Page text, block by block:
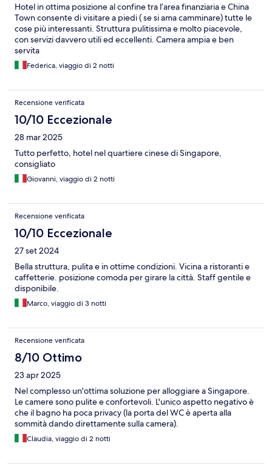
Hotel in ottima posizione al confine tra l’area finanziaria e China
Town consente di visitare a piedi ( se si ama camminare) tutte le
cose più interessanti. Struttura pulitissima e molto piacevole,
con servizi davvero utili ed eccellenti. Camera ampia e ben
servita
Federica, viaggio di 2 notti
Recensione verificata
10/10 Eccezionale
28 mar 2025
Tutto perfetto, hotel nel quartiere cinese di Singapore,
consigliato
Giovanni, viaggio di 2 notti
Recensione verificata
10/10 Eccezionale
27 set 2024
Bella struttura, pulita e in ottime condizioni. Vicina a ristoranti e
caffetterie. posizione comoda per girare la città. Staff gentile e
disponibile.
Marco, viaggio di 3 notti
Recensione verificata
8/10 Ottimo
23 apr 2025
Nel complesso un'ottima soluzione per alloggiare a Singapore.
Le camere sono pulite e confortevoli. L'unico aspetto negativo è
che il bagno ha poca privacy (la porta del WC è aperta alla
sommità dando direttamente sulla camera).
Claudia, viaggio di 2 notti